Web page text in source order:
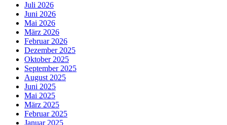
Juli 2026
Juni 2026
Mai 2026
März 2026
Februar 2026
Dezember 2025
Oktober 2025
September 2025
August 2025
Juni 2025
Mai 2025
März 2025
Februar 2025
Januar 2025